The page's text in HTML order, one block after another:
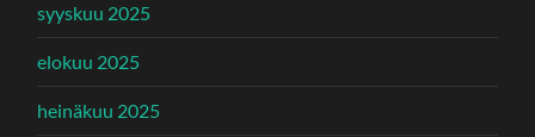
syyskuu 2025
elokuu 2025
heinäkuu 2025